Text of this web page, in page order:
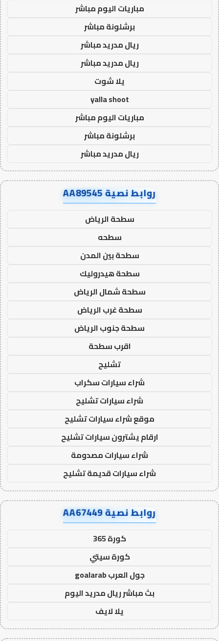
مباريات اليوم مباشر
برشلونة مباشر
ريال مدريد مباشر
ريال مدريد مباشر
يلا شوت
yalla shoot
مباريات اليوم مباشر
برشلونة مباشر
ريال مدريد مباشر
روابط نصية AA89545
سطحة الرياض
سطحه
سطحة بين المدن
سطحة هيدروليك
سطحة شمال الرياض
سطحة غرب الرياض
سطحة جنوب الرياض
اقرب سطحة
تشليح
شراء سيارات سكراب
شراء سيارات تشليح
موقع شراء سيارات تشليح
ارقام يشترون سيارات تشليح
شراء سيارات مصدومة
شراء سيارات قديمة تشليح
روابط نصية AA67449
كورة 365
كورة سيتي
جول العرب goalarab
بث مباشر ريال مدريد اليوم
يلا لايف